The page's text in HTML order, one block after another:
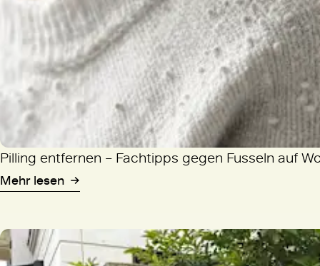
Pilling entfernen – Fachtipps gegen Fusseln auf
Mehr lesen